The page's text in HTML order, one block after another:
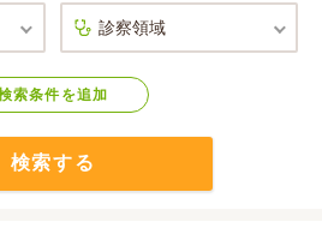
索条件 を追加
検索する